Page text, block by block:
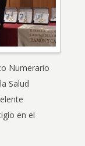
Numerario
Salud
en el